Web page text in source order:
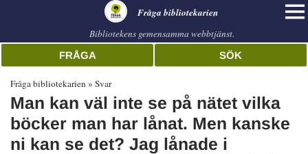
Fråga bibliotekarien
Bibliotekens gemensamma webbtjänst.
FRÅGA SÖK
Fråga bibliotekarien Svar
Man kan väl inte se på nätet vilka
böcker man har lånat. Men kanske
ni kan se det? Jag lånade i